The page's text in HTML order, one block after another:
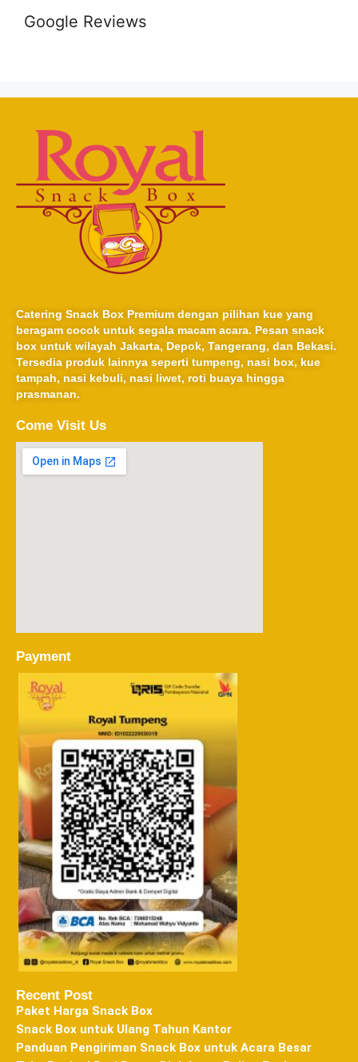
Google Reviews
Catering Snack Box Premium dengan pilihan kue yang
beragam cocok untuk segala macam acara. Pesan snack
box untuk wilayah Jakarta, Depok, Tangerang, dan Bekasi.
Tersedia produk lainnya seperti tumpeng, nasi box, kue
tampah, nasi kebuli, nasi liwet, roti buaya hingga
prasmanan.
Come Visit Us
Payment
Recent Post
Paket Harga Snack Box
Snack Box untuk Ulang Tahun Kantor
Panduan Pengiriman Snack Box untuk Acara Besar